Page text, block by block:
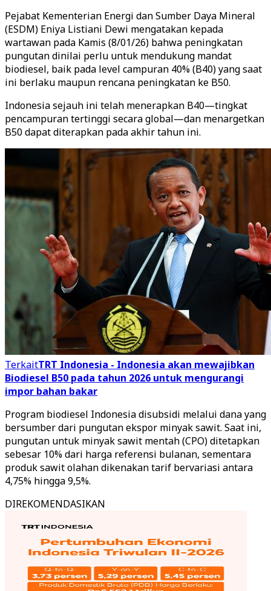
Pejabat Kementerian Energi dan Sumber Daya Mineral
(ESDM) Eniya Listiani Dewi mengatakan kepada
wartawan pada Kamis (8/01/26) bahwa peningkatan
pungutan dinilai perlu untuk mendukung mandat
biodiesel, baik pada level campuran 40% (B40) yang saat
ini berlaku maupun rencana peningkatan ke B50.
Indonesia sejauh ini telah menerapkan B40—tingkat
pencampuran tertinggi secara global—dan menargetkan
B50 dapat diterapkan pada akhir tahun ini.
TerkaitTRT Indonesia - Indonesia akan mewajibkan
Biodiesel B50 pada tahun 2026 untuk mengurangi
impor bahan bakar
Program biodiesel Indonesia disubsidi melalui dana yang
bersumber dari pungutan ekspor minyak sawit. Saat ini,
pungutan untuk minyak sawit mentah (CPO) ditetapkan
sebesar 10% dari harga referensi bulanan, sementara
produk sawit olahan dikenakan tarif bervariasi antara
4,75% hingga 9,5%.
DIREKOMENDASIKAN